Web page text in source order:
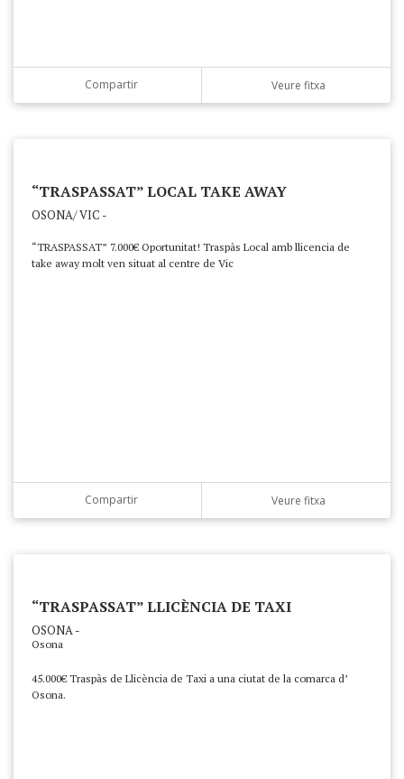
Compartir Veure fitxa
“TRASPASSAT” LOCAL TAKE AWAY
OSONA/ VIC -
“TRASPASSAT” 7.000€ Oportunitat! Traspàs Local amb llicencia de
take away molt ven situat al centre de Vic
Compartir Veure fitxa
“TRASPASSAT” LLICÈNCIA DE TAXI
OSONA -
Osona
45.000€ Traspàs de Llicència de Taxi a una ciutat de la comarca d’
Osona.